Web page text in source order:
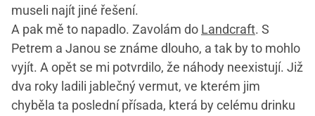
museli najít jiné řešení.
A pak mě to napadlo. Zavolám do Landcraft. S
Petrem a Janou se známe dlouho, a tak by to mohlo
vyjít. A opět se mi potvrdilo, že náhody neexistují. Již
dva roky ladili jablečný vermut, ve kterém jim
chyběla ta poslední přísada, která by celému drinku